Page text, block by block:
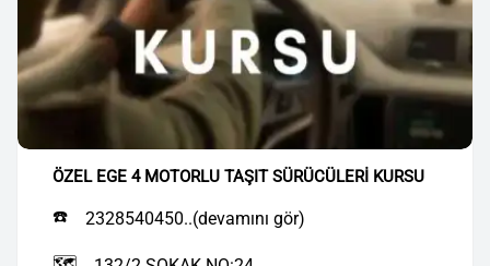
ÖZEL EGE 4 MOTORLU TAŞIT SÜRÜCÜLERİ KURSU
☎️ 2328540450..(devamını gör)